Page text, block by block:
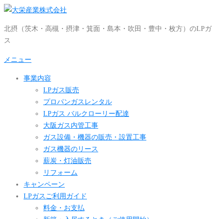
コ
テ
ン
ツ
北摂（茨木・高槻・摂津・箕面・島本・吹田・豊中・枚方）のLPガ
ス
メニュー
事業内容
LPガス販売
プロパンガスレンタル
LPガス バルクローリー配達
大阪ガス内管工事
ガス設備・機器の販売・設置工事
ガス機器のリース
薪炭・灯油販売
リフォーム
キャンペーン
LPガスご利用ガイド
料金・お支払